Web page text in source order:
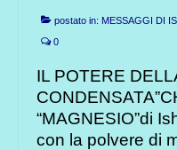
postato in: MESSAGGI DI
0
IL POTERE
“MAGNESIO”di
con la polvere di